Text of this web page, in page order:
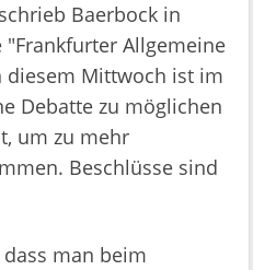
Baerbock in
Allgemeine
diesem Mittwoch ist im
Debatte zu möglichen
um zu mehr
Beschlüsse sind
man beim